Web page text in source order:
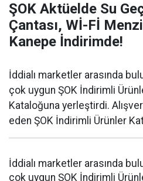
ŞOK Aktüelde Su
Çantası, Wİ-Fİ
Kanepe İndirimde!
İddialı marketler arasında
çok uygun ŞOK İndirimli
Kataloğuna yerleştirdi.
eden ŞOK İndirimli Ürünler
İddialı marketler arasında
çok uygun ŞOK İndirimli